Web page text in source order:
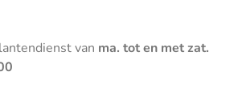
van ma. tot en met zat.